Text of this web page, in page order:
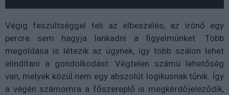
Végig feszültséggel teli az elbeszélés, az írónő egy
percre sem hagyja lankadni a figyelmünket. Több
megoldása is létezik az ügynek, így több szálon lehet
elindítani a gondolkodást. Végtelen számú lehetőség
van, melyek közül nem egy abszolút logikusnak tűnik. Így
a végén számomra a főszereplő is megkérdőjeleződik,